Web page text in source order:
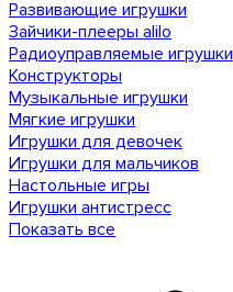
Развивающие игрушки
Зайчики-плееры alilo
Радиоуправляемые игрушки
Конструкторы
Музыкальные игрушки
Мягкие игрушки
Игрушки для девочек
Игрушки для мальчиков
Настольные игры
Игрушки антистресс
Показать все